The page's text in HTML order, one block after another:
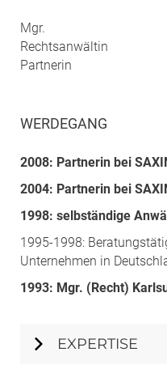
Mgr.
Rechtsanwältin
Partnerin
WERDEGANG
2008: Partnerin bei
2004: Partnerin bei
1998: selbständige
1995-1998:
Unternehmen in
1993: Mgr. (Recht)
EXPERTISE